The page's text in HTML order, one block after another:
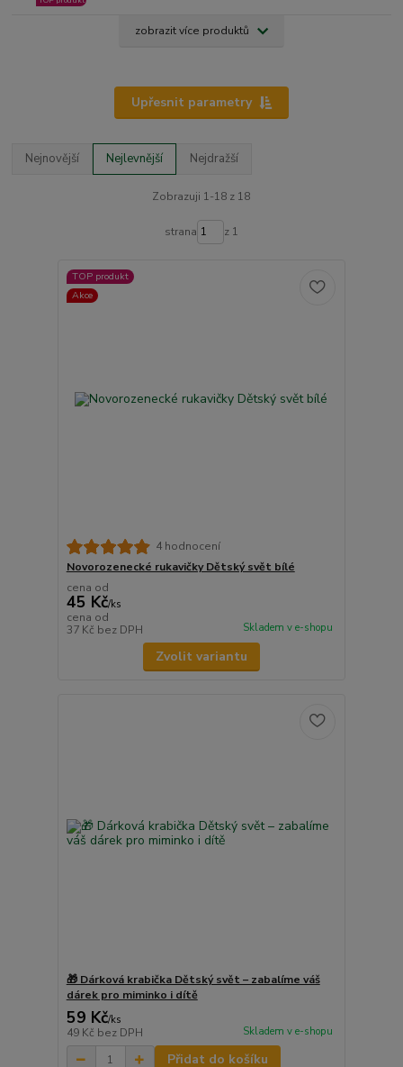
zobrazit více produktů
Upřesnit parametry
Nejnovější Nejlevnější Nejdražší
Zobrazuji 1-18 z 18
strana z 1
TOP produkt
Akce
4 hodnocení
Novorozenecké rukavičky Dětský svět bílé
cena od
45 Kč/ks
cena od
37 Kč bez DPH Skladem v e-shopu
Zvolit variantu
🎁 Dárková krabička Dětský svět – zabalíme váš
dárek pro miminko i dítě
59 Kč/ks
49 Kč bez DPH Skladem v e-shopu
Přidat do košíku